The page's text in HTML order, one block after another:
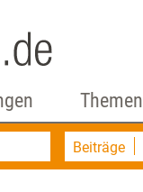
Themen
Beiträge